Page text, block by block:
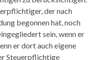
der nach
begonnen hat, noch
sein, wenn er
er dort auch eigene
Steuerpflichtige